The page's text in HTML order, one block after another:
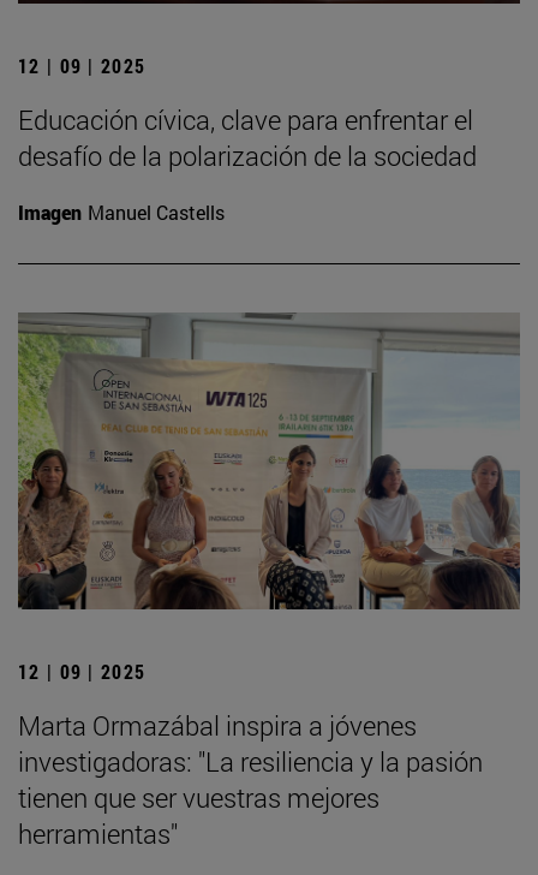
12 | 09 | 2025
Educación cívica, clave para enfrentar el
desafío de la polarización de la sociedad
Imagen Manuel Castells
12 | 09 | 2025
Marta Ormazábal inspira a jóvenes
investigadoras: "La resiliencia y la pasión
tienen que ser vuestras mejores
herramientas"